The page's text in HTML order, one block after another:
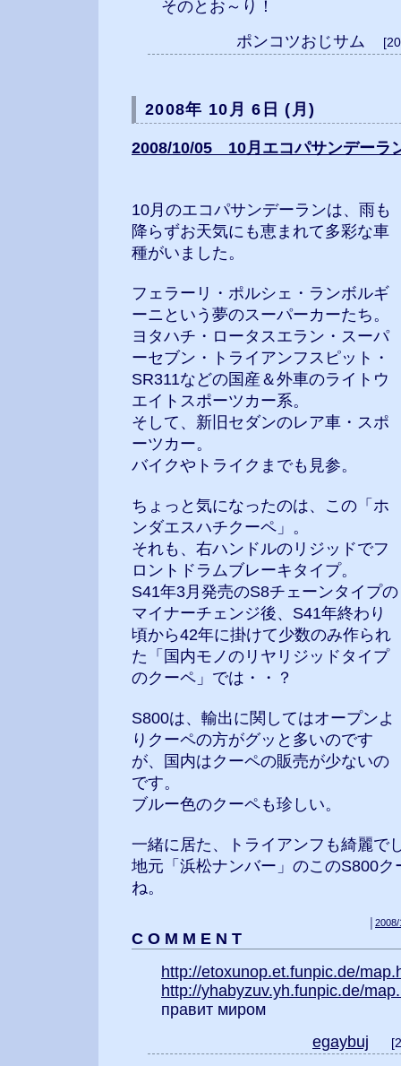
そのとお～り！
ポンコツおじサム
2008年 10月 6日 (月)
2008/10/05 10月エコパサンデー
10月のエコパサンデーランは、雨も
降らずお天気にも恵まれて多彩な車
種がいました。
フェラーリ・ポルシェ・ランボルギ
ーニという夢のスーパーカーたち。
ヨタハチ・ロータスエラン・スーパ
ーセブン・トライアンフスピット・
SR311などの国産＆外車のライトウ
エイトスポーツカー系。
そして、新旧セダンのレア車・スポ
ーツカー。
バイクやトライクまでも見参。
ちょっと気になったのは、この「ホ
ンダエスハチクーペ」。
それも、右ハンドルのリジッドでフ
ロントドラムブレーキタイプ。
S41年3月発売のS8チェーンタイプの
マイナーチェンジ後、S41年終わり
頃から42年に掛けて少数のみ作られ
た「国内モノのリヤリジッドタイプ
のクーペ」では・・？
S800は、輸出に関してはオープンよ
りクーペの方がグッと多いのです
が、国内はクーペの販売が少ないの
です。
ブルー色のクーペも珍しい。
一緒に居た、トライアンフも綺麗で
地元「浜松ナンバー」のこのS800ク
ね。
C O M M E N T
http://etoxunop.et.funpic.de/
http://yhabyzuv.yh.funpic.de/
правит миром
egaybuj